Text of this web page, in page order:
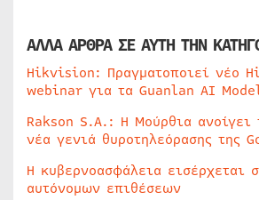
ΑΛΛΑ ΑΡΘΡΑ ΣΕ ΑΥΤΗ ΤΗΝ
Hikvision: Πραγματοποιεί νέο
webinar για τα Guanlan AI
Rakson S.A.: Η Μούρθια ανοίγει
νέα γενιά θυροτηλεόρασης της
Η κυβερνοασφάλεια εισέρχεται
αυτόνομων επιθέσεων